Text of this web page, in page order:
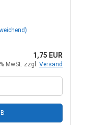
1,75 EUR
MwSt. zzgl. Versand